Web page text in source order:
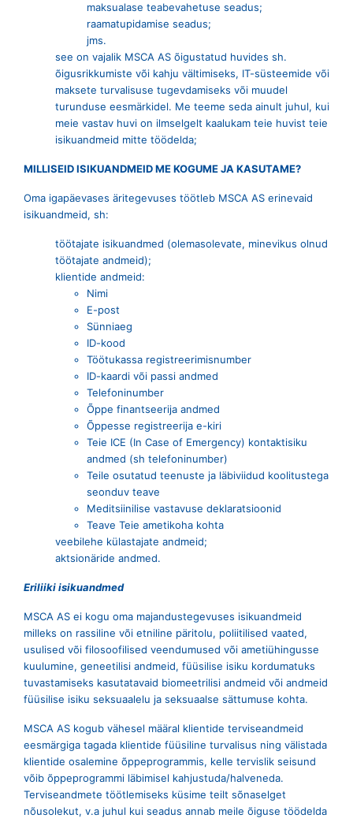
maksualase teabevahetuse seadus;
raamatupidamise seadus;
jms.
see on vajalik MSCA AS õigustatud huvides sh.
õigusrikkumiste või kahju vältimiseks, IT-süsteemide või
maksete turvalisuse tugevdamiseks või muudel
turunduse eesmärkidel. Me teeme seda ainult juhul, kui
meie vastav huvi on ilmselgelt kaalukam teie huvist teie
isikuandmeid mitte töödelda;
MILLISEID ISIKUANDMEID ME KOGUME JA KASUTAME?
Oma igapäevases äritegevuses töötleb MSCA AS erinevaid
isikuandmeid, sh:
töötajate isikuandmed (olemasolevate, minevikus olnud
töötajate andmeid);
klientide andmeid:
Nimi
E-post
Sünniaeg
ID-kood
Töötukassa registreerimisnumber
ID-kaardi või passi andmed
Telefoninumber
Õppe finantseerija andmed
Õppesse registreerija e-kiri
Teie ICE (In Case of Emergency) kontaktisiku
andmed (sh telefoninumber)
Teile osutatud teenuste ja läbiviidud koolitustega
seonduv teave
Meditsiinilise vastavuse deklaratsioonid
Teave Teie ametikoha kohta
veebilehe külastajate andmeid;
aktsionäride andmed.
Eriliiki isikuandmed
MSCA AS ei kogu oma majandustegevuses isikuandmeid
milleks on rassiline või etniline päritolu, poliitilised vaated,
usulised või filosoofilised veendumused või ametiühingusse
kuulumine, geneetilisi andmeid, füüsilise isiku kordumatuks
tuvastamiseks kasutatavaid biomeetrilisi andmeid või andmeid
füüsilise isiku seksuaalelu ja seksuaalse sättumuse kohta.
MSCA AS kogub vähesel määral klientide terviseandmeid
eesmärgiga tagada klientide füüsiline turvalisus ning välistada
klientide osalemine õppeprogrammis, kelle tervislik seisund
võib õppeprogrammi läbimisel kahjustuda/halveneda.
Terviseandmete töötlemiseks küsime teilt sõnaselget
nõusolekut, v.a juhul kui seadus annab meile õiguse töödelda